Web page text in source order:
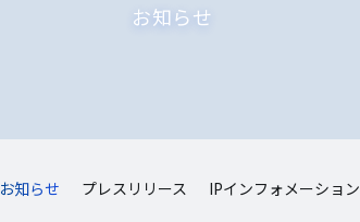
お知らせ
お知らせ プレスリリース IPインフォメーション